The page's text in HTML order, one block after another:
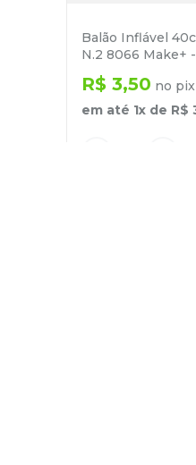
Balão Inflável
N.2 8066 Make+
R$ 3,50 no pix
em até 1x de R$